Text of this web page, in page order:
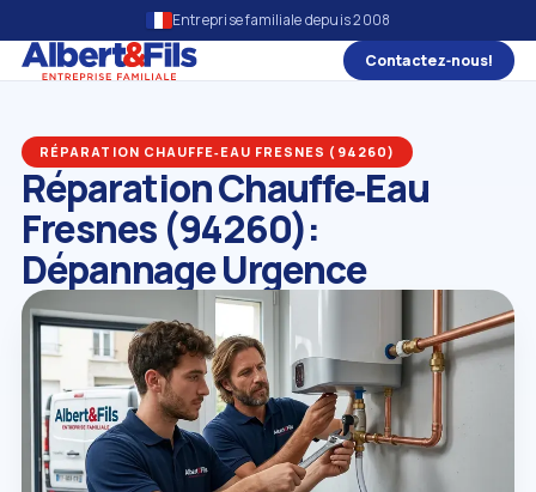
Entreprise familiale depuis 2008
Contactez‑nous!
RÉPARATION CHAUFFE‑EAU FRESNES (94260)
Réparation Chauffe‑Eau
Fresnes (94260):
Dépannage Urgence